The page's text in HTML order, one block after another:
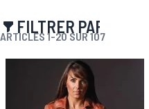
FILTRER PAR
ARTICLES 1-20SUR107